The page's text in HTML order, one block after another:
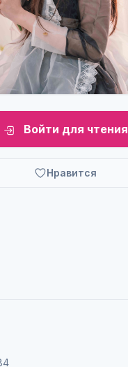
Войти для чтения
Нравится